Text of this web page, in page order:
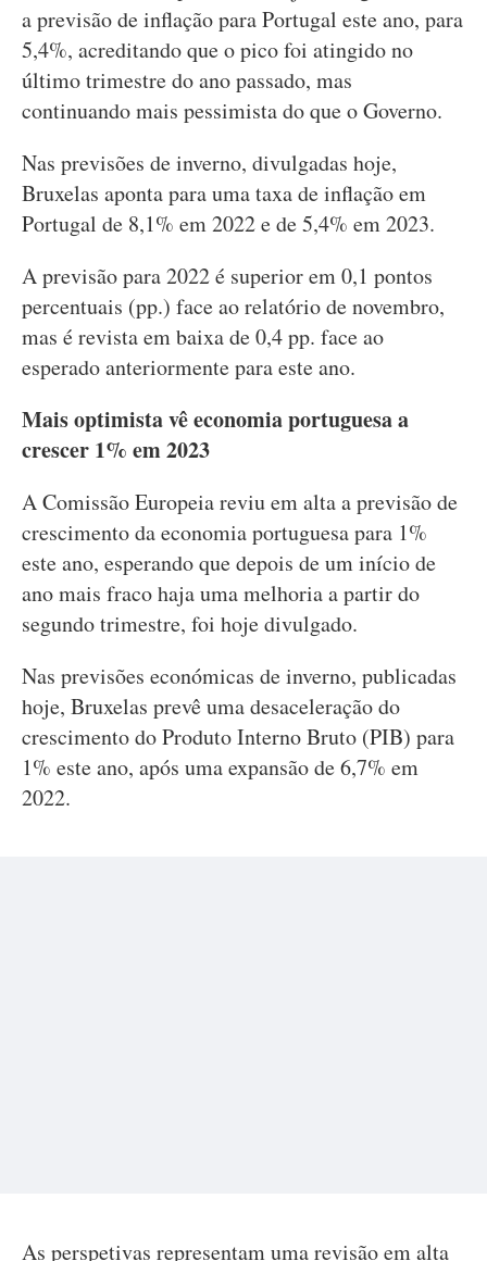
a previsão de inflação para Portugal este ano, para
5,4%, acreditando que o pico foi atingido no
último trimestre do ano passado, mas
continuando mais pessimista do que o Governo.
Nas previsões de inverno, divulgadas hoje,
Bruxelas aponta para uma taxa de inflação em
Portugal de 8,1% em 2022 e de 5,4% em 2023.
A previsão para 2022 é superior em 0,1 pontos
percentuais (pp.) face ao relatório de novembro,
mas é revista em baixa de 0,4 pp. face ao
esperado anteriormente para este ano.
Mais optimista vê economia portuguesa a
crescer 1% em 2023
A Comissão Europeia reviu em alta a previsão de
crescimento da economia portuguesa para 1%
este ano, esperando que depois de um início de
ano mais fraco haja uma melhoria a partir do
segundo trimestre, foi hoje divulgado.
Nas previsões económicas de inverno, publicadas
hoje, Bruxelas prevê uma desaceleração do
crescimento do Produto Interno Bruto (PIB) para
1% este ano, após uma expansão de 6,7% em
2022.
As perspetivas representam uma revisão em alta